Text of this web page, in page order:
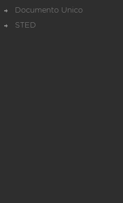
Documento Unico
STED